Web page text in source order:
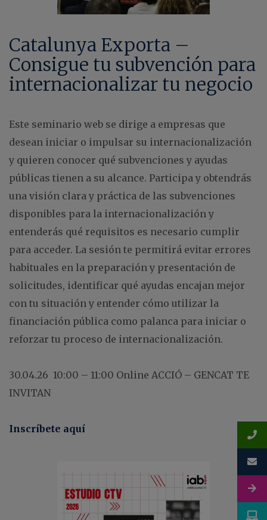
Catalunya Exporta –
Consigue tu subvención para
internacionalizar tu negocio
Este seminario web se dirige a empresas que
desean iniciar o impulsar su internacionalización
y quieren conocer qué subvenciones y ayudas
públicas tienen a su alcance. Participa y obtendrás
una visión clara y práctica de las subvenciones
disponibles para la internacionalización y
entenderás qué requisitos es necesario cumplir
para acceder. La sesión te permitirá evitar errores
habituales en la preparación y presentación de
solicitudes, identificar qué ayudas encajan mejor
con tu situación y entender cómo utilizar la
financiación pública como palanca para iniciar o
reforzar tu proceso de internacionalización.
30.04.26 10:00 – 11:00 Online ACCIÓ – GENCAT TE
INVITAN
Inscríbete aquí